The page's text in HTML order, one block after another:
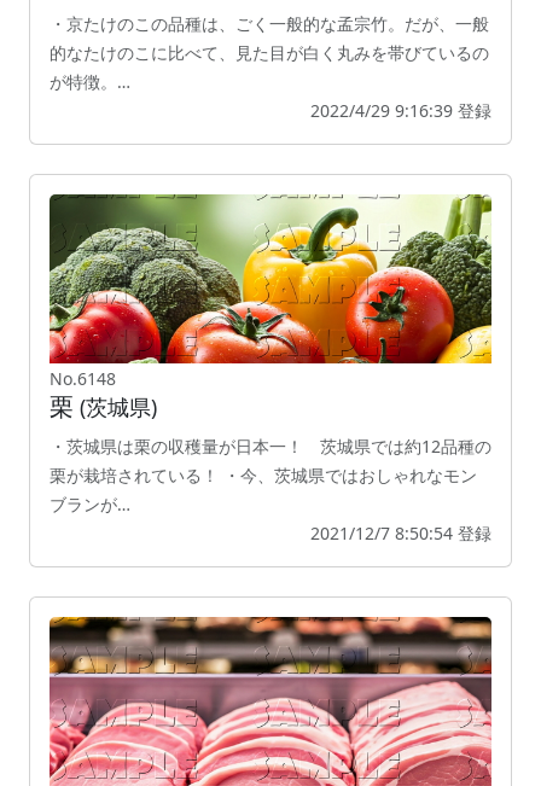
・京たけのこの品種は、ごく一般的な孟宗竹。だが、一般
的なたけのこに比べて、見た目が白く丸みを帯びているの
が特徴。…
2022/4/29 9:16:39 登録
No.6148
栗 (茨城県)
・茨城県は栗の収穫量が日本一！ 茨城県では約12品種の
栗が栽培されている！ ・今、茨城県ではおしゃれなモン
ブランが…
2021/12/7 8:50:54 登録